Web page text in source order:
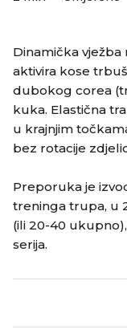
Dinamička
aktivira kose
dubokog corea
kuka. Elastična
u krajnjim
bez rotacije
Preporuka je
treninga trupa, u
(ili 20-40
serija.